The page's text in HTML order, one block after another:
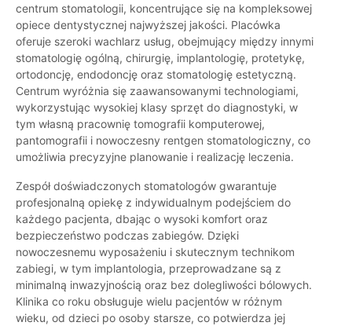
centrum stomatologii, koncentrujące się na kompleksowej
opiece dentystycznej najwyższej jakości. Placówka
oferuje szeroki wachlarz usług, obejmujący między innymi
stomatologię ogólną, chirurgię, implantologię, protetykę,
ortodoncję, endodoncję oraz stomatologię estetyczną.
Centrum wyróżnia się zaawansowanymi technologiami,
wykorzystując wysokiej klasy sprzęt do diagnostyki, w
tym własną pracownię tomografii komputerowej,
pantomografii i nowoczesny rentgen stomatologiczny, co
umożliwia precyzyjne planowanie i realizację leczenia.
Zespół doświadczonych stomatologów gwarantuje
profesjonalną opiekę z indywidualnym podejściem do
każdego pacjenta, dbając o wysoki komfort oraz
bezpieczeństwo podczas zabiegów. Dzięki
nowoczesnemu wyposażeniu i skutecznym technikom
zabiegi, w tym implantologia, przeprowadzane są z
minimalną inwazyjnością oraz bez dolegliwości bólowych.
Klinika co roku obsługuje wielu pacjentów w różnym
wieku, od dzieci po osoby starsze, co potwierdza jej